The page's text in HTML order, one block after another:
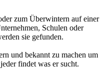
zum Überwintern auf einer
Schulen oder
sie gefunden.
und bekannt zu machen um
findet was er sucht.